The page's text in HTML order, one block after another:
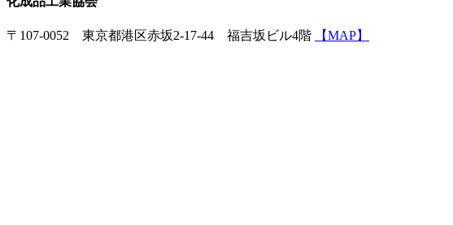
〒107-0052 東京都港区赤坂2-17-44 福吉坂ビル4階 【MAP】